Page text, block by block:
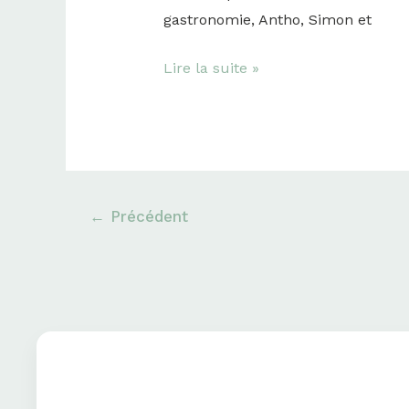
gastronomie, Antho, Simon et
Lire la suite »
← Précédent